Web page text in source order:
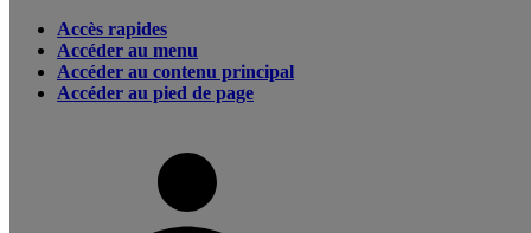
Accès rapides
Accéder au menu
Accéder au contenu principal
Accéder au pied de page